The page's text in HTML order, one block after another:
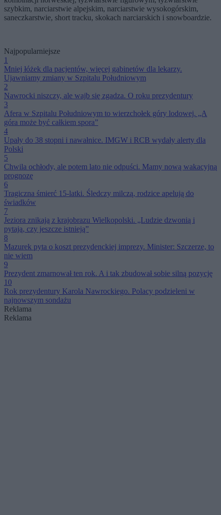
szybkim, narciarstwie alpejskim, narciarstwie wysokogórskim,
saneczkarstwie, short tracku, skokach narciarskich i snowboardzie.
Najpopularniejsze
1
Mniej łóżek dla pacjentów, więcej gabinetów dla lekarzy.
Ujawniamy zmiany w Szpitalu Południowym
2
Nawrocki niszczy, ale wajb się zgadza. O roku prezydentury
3
Afera w Szpitalu Południowym to wierzchołek góry lodowej. „A
góra może być całkiem spora”
4
Upały do 38 stopni i nawałnice. IMGW i RCB wydały alerty dla
Polski
5
Chwila ochłody, ale potem lato nie odpuści. Mamy nową wakacyjną
prognozę
6
Tragiczna śmierć 15-latki. Śledczy milczą, rodzice apelują do
świadków
7
Jeziora znikają z krajobrazu Wielkopolski. „Ludzie dzwonią i
pytają, czy jeszcze istnieją”
8
Mazurek pyta o koszt prezydenckiej imprezy. Minister: Szczerze, to
nie wiem
9
Prezydent zmarnował ten rok. A i tak zbudował sobie silną pozycję
10
Rok prezydentury Karola Nawrockiego. Polacy podzieleni w
najnowszym sondażu
Reklama
Reklama